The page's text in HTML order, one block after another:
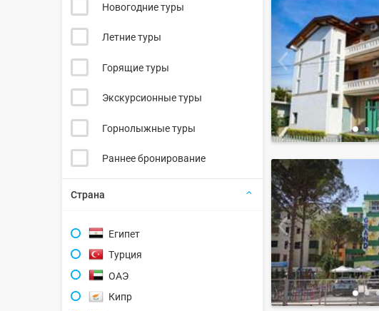
Новогодние туры
Летние туры
Горящие туры
Экскурсионные туры
Горнолыжные туры
Раннее бронирование
Страна
Египет
Турция
ОАЭ
Кипр